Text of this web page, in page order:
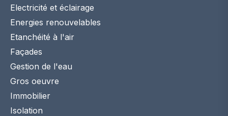
Electricité et éclairage
Energies renouvelables
Etanchéité à l'air
Façades
Gestion de l'eau
Gros oeuvre
Immobilier
Isolation